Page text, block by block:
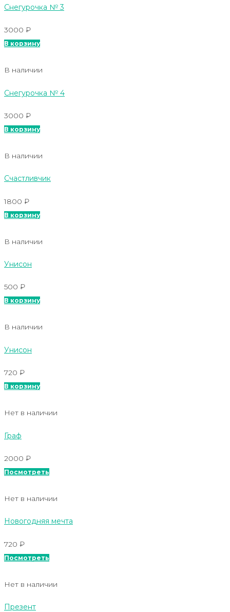
Снегурочка № 3
3000 ₽
В корзину
В наличии
Снегурочка № 4
3000 ₽
В корзину
В наличии
Счастливчик
1800 ₽
В корзину
В наличии
Унисон
500 ₽
В корзину
В наличии
Унисон
720 ₽
В корзину
Нет в наличии
Граф
2000 ₽
Посмотреть
Нет в наличии
Новогодняя мечта
720 ₽
Посмотреть
Нет в наличии
Презент